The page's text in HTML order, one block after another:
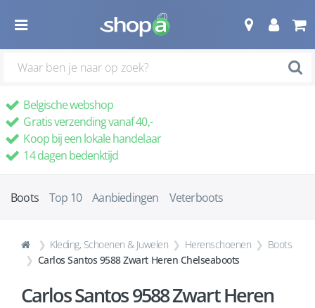
Belgische webshop
Gratis verzending vanaf 40,-
Koop bij een lokale handelaar
14 dagen bedenktijd
Boots Top 10 Aanbiedingen Veterboots
Kleding, Schoenen & Juwelen Herenschoenen
Boots
Carlos Santos 9588 Zwart Heren Chelseaboots
Carlos Santos 9588 Zwart Heren